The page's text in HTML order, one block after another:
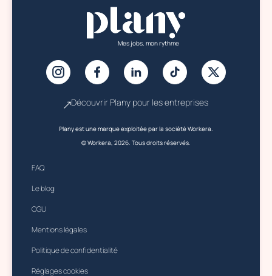
Mes jobs, mon rythme
Découvrir Plany pour les entreprises
Plany est une marque exploitée par la société Workera.
© Workera, 2026. Tous droits réservés.
FAQ
Le blog
CGU
Mentions légales
Politique de confidentialité
Réglages cookies